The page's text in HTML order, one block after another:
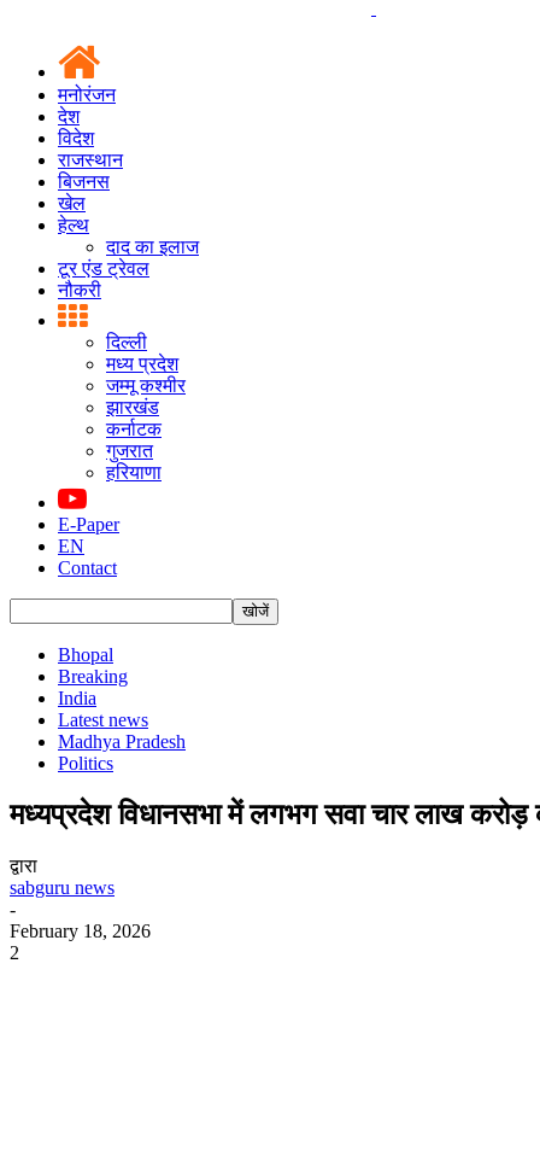
मनोरंजन
देश
विदेश
राजस्थान
बिजनस
खेल
हेल्थ
दाद का इलाज
टूर एंड ट्रेवल
नौकरी
दिल्ली
मध्य प्रदेश
जम्मू कश्मीर
झारखंड
कर्नाटक
गुजरात
हरियाणा
E-Paper
EN
Contact
Bhopal
Breaking
India
Latest news
Madhya Pradesh
Politics
मध्यप्रदेश विधानसभा में लगभग सवा चार लाख
द्वारा
sabguru news
-
February 18, 2026
2